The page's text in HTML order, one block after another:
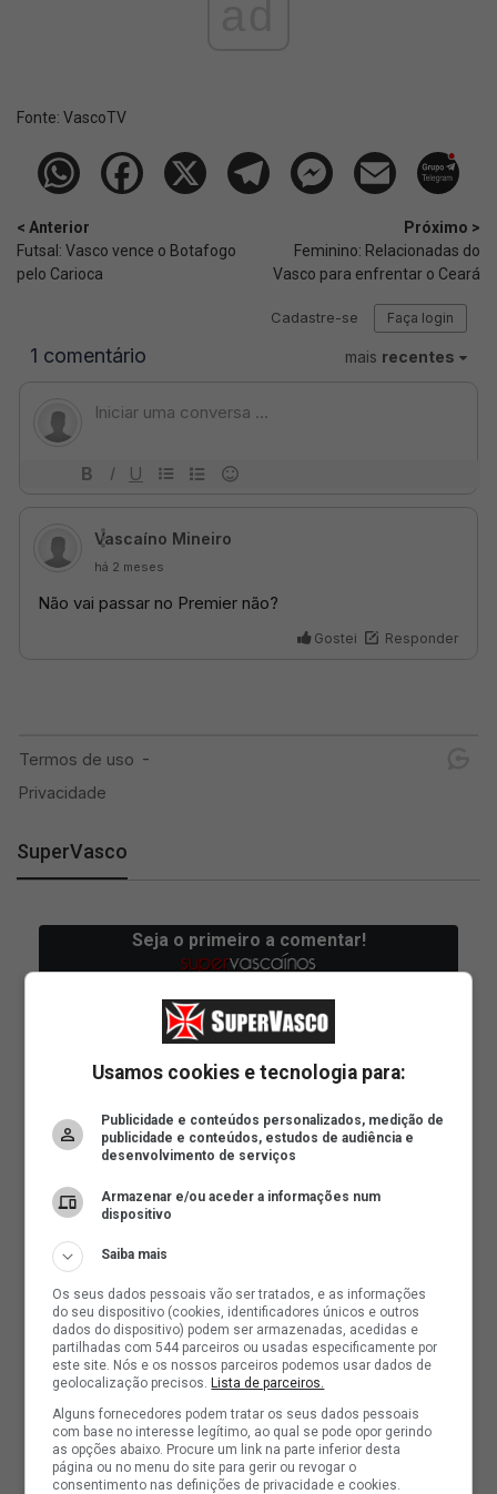
Fonte: VascoTV
< Anterior
Futsal: Vasco vence o Botafogo
pelo Carioca
Próximo >
Feminino: Relacionadas do
Vasco para enfrentar o Ceará
SuperVasco
Usamos cookies e tecnologia para:
Publicidade e conteúdos personalizados, medição de
publicidade e conteúdos, estudos de audiência e
desenvolvimento de serviços
Armazenar e/ou aceder a informações num
dispositivo
Saiba mais
Os seus dados pessoais vão ser tratados, e as informações
do seu dispositivo (cookies, identificadores únicos e outros
dados do dispositivo) podem ser armazenadas, acedidas e
partilhadas com 544 parceiros ou usadas especificamente por
este site. Nós e os nossos parceiros podemos usar dados de
geolocalização precisos.Lista de parceiros.
Alguns fornecedores podem tratar os seus dados pessoais
com base no interesse legítimo, ao qual se pode opor gerindo
as opções abaixo. Procure um link na parte inferior desta
página ou no menu do site para gerir ou revogar o
consentimento nas definições de privacidade e cookies.